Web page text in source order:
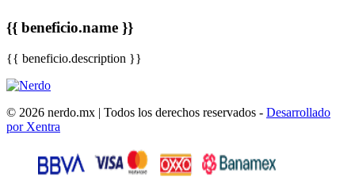
{{ beneficio.name }}
{{ beneficio.description }}
© 2026 nerdo.mx | Todos los derechos reservados - Desarrollado
por Xentra